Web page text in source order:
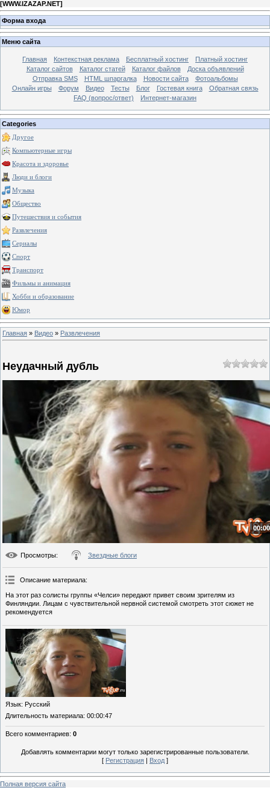
[WWW.IZAZAP.NET]
Форма входа
Меню сайта
Главная Контекстная реклама Бесплатный хостинг
Платный хостинг
Каталог сайтов
Каталог статей Каталог файлов
Доска объявлений
Отправка SMS
HTML шпаргалка Новости сайта
Фотоальбомы
Онлайн игры
Форум Видео Тесты Блог Гостевая книга
Обратная связь
FAQ (вопрос/ответ)
Интернет-магазин
Categories
Другое
Компьютерные игры
Красота и здоровье
Люди и блоги
Музыка
Общество
Путешествия и события
Развлечения
Сериалы
Спорт
Транспорт
Фильмы и анимация
Хобби и образование
Юмор
Главная » Видео » Развлечения
Неудачный дубль
Просмотры: Звездные блоги
Описание материала:
На этот раз солисты группы «Челси» передают привет своим зрителям из
Финляндии. Лицам с чувствительной нервной системой смотреть этот сюжет не
рекомендуется
Язык: Русский
Длительность материала: 00:00:47
Всего комментариев: 0
Добавлять комментарии могут только зарегистрированные пользователи.
[ Регистрация | Вход ]
Полная версия сайта